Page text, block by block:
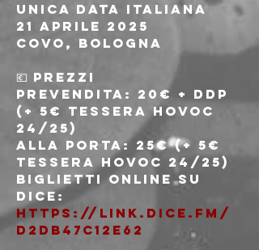
Unica data italiana
21 Aprile 2025
Covo, Bologna
💶 PREZZI
prevendita: 20€ + ddp
(+ 5€ tessera Hovoc
24/25)
alla porta: 25€ (+ 5€
tessera Hovoc 24/25)
Biglietti online su
Dice:
https://link.dice.fm/
d2db47c12e62